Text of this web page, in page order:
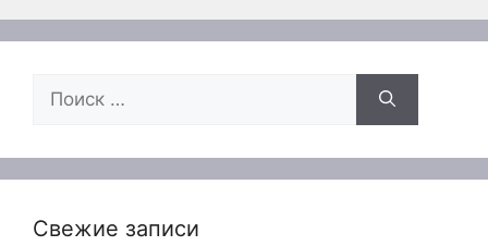
Поиск:
Свежие записи